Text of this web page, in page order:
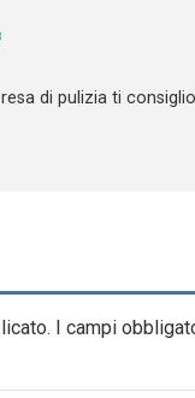
di pulizia ti
I campi